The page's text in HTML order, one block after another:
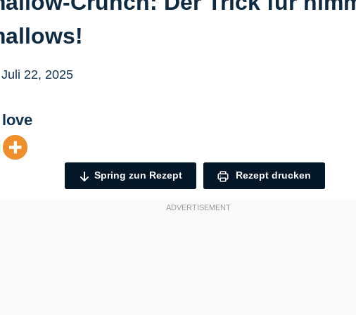
Juli 22, 2025
Spring zun Rezept Rezept drucken